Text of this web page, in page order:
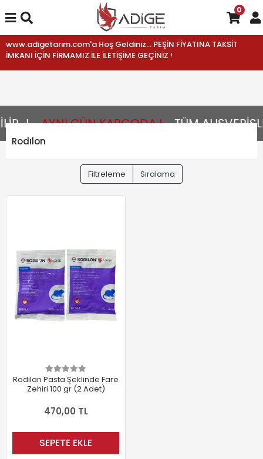
www.adigetarim.com'a Hoş Geldiniz... PEŞİN FİYATINA TAKSİT
İMKANI İÇİN FİRMAMIZ İLE İLETİŞİME GEÇİNİZ !
AYNI GÜN KARGODA ! TÜM
0
Rodılon
Filtreleme Sıralama
Rodilan Pasta Şeklinde Fare
Zehiri 100 gr (2 Adet)
470,00 TL
SEPETE EKLE